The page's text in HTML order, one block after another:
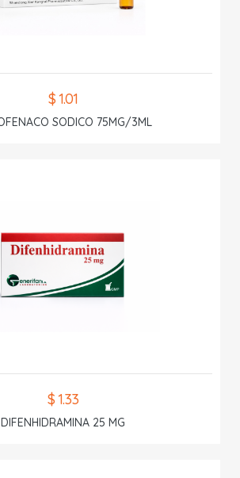
$ 1.01
SODICO 75MG/3ML
$ 1.33
DIFENHIDRAMINA 25 MG